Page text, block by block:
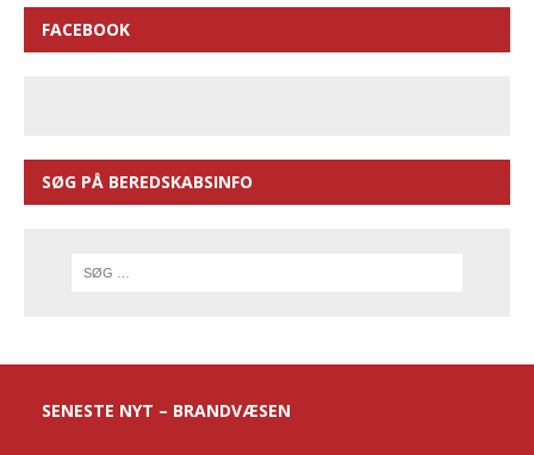
FACEBOOK
SØG PÅ BEREDSKABSINFO
SENESTE NYT – BRANDVÆSEN